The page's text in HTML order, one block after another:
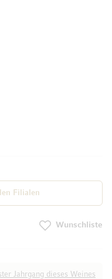
Jahrgang dieses Weines
Filialen
Wunschliste